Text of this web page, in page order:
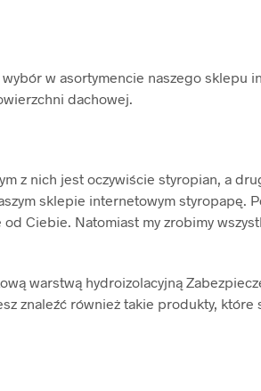
w asortymencie naszego sklepu
dachowej.
z nich jest oczywiście styropian, a
sklepie internetowym styropapę.
od Ciebie. Natomiast my zrobimy
warstwą hydroizolacyjną
znaleźć również takie produkty, które